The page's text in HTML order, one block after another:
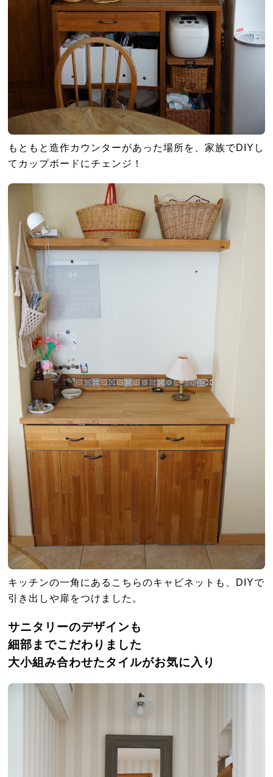
もともと造作カウンターがあった場所を、家族でDIYし
てカップボードにチェンジ！
キッチンの一角にあるこちらのキャビネットも、DIYで
引き出しや扉をつけました。
サニタリーのデザインも
細部までこだわりました
大小組み合わせたタイルがお気に入り